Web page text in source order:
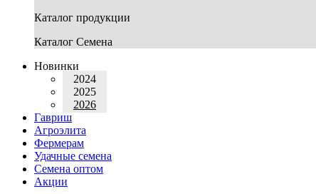
Каталог продукции
Каталог Семена
Новинки
2024
2025
2026
Гавриш
Агроэлита
Фермерам
Удачные семена
Семена оптом
Акции